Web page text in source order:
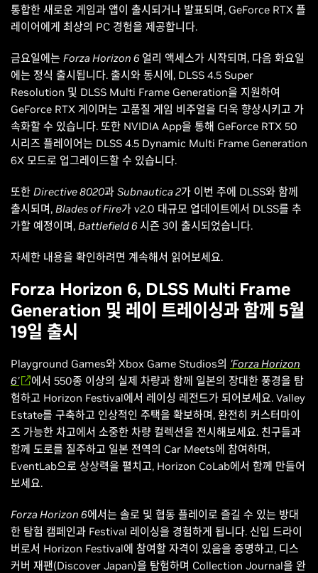
통합한 새로운 게임과 앱이 출시되거나 발표되며, GeForce RTX 플
레이어에게 최상의 PC 경험을 제공합니다.
금요일에는 Forza Horizon 6 얼리 액세스가 시작되며, 다음 화요일
에는 정식 출시됩니다. 출시와 동시에, DLSS 4.5 Super
Resolution 및 DLSS Multi Frame Generation을 지원하여
GeForce RTX 게이머는 고품질 게임 비주얼을 더욱 향상시키고 가
속화할 수 있습니다. 또한 NVIDIA App을 통해 GeForce RTX 50
시리즈 플레이어는 DLSS 4.5 Dynamic Multi Frame Generation
6X 모드로 업그레이드할 수 있습니다.
또한 Directive 8020과 Subnautica 2가 이번 주에 DLSS와 함께
출시되며, Blades of Fire가 v2.0 대규모 업데이트에서 DLSS를 추
가할 예정이며, Battlefield 6시즌 3이 출시되었습니다.
자세한 내용을 확인하려면 계속해서 읽어보세요.
Forza Horizon 6, DLSS Multi Frame
Generation 및 레이 트레이싱과 함께 5월
19일 출시
Playground Games와 Xbox Game Studios의 'Forza Horizon
6'
에서 550종 이상의 실제 차량과 함께 일본의 장대한 풍경을 탐
험하고 Horizon Festival에서 레이싱 레전드가 되어보세요. Valley
Estate를 구축하고 인상적인 주택을 확보하며, 완전히 커스터마이
즈 가능한 차고에서 소중한 차량 컬렉션을 전시해보세요. 친구들과
함께 도로를 질주하고 일본 전역의 Car Meets에 참여하며,
EventLab으로 상상력을 펼치고, Horizon CoLab에서 함께 만들어
보세요.
Forza Horizon 6에서는 솔로 및 협동 플레이로 즐길 수 있는 방대
한 탐험 캠페인과 Festival 레이싱을 경험하게 됩니다. 신입 드라이
버로서 Horizon Festival에 참여할 자격이 있음을 증명하고, 디스
커버 재팬(Discover Japan)을 탐험하며 Collection Journal을 완